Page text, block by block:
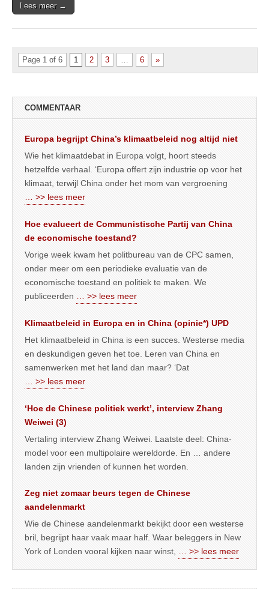
Lees meer →
Page 1 of 6 1 2 3 6 »
COMMENTAAR
Europa begrijpt China’s klimaatbeleid nog altijd niet
Wie het klimaatdebat in Europa volgt, hoort steeds
hetzelfde verhaal. ‘Europa offert zijn industrie op voor het
klimaat, terwijl China onder het mom van vergroening
… >> lees meer
Hoe evalueert de Communistische Partij van China
de economische toestand?
Vorige week kwam het politbureau van de CPC samen,
onder meer om een periodieke evaluatie van de
economische toestand en politiek te maken. We
publiceerden
… >> lees meer
Klimaatbeleid in Europa en in China (opinie*) UPD
Het klimaatbeleid in China is een succes. Westerse media
en deskundigen geven het toe. Leren van China en
samenwerken met het land dan maar? ‘Dat
… >> lees meer
‘Hoe de Chinese politiek werkt’, interview Zhang
Weiwei (3)
Vertaling interview Zhang Weiwei. Laatste deel: China-
model voor een multipolaire wereldorde. En … andere
landen zijn vrienden of kunnen het worden.
Zeg niet zomaar beurs tegen de Chinese
aandelenmarkt
Wie de Chinese aandelenmarkt bekijkt door een westerse
bril, begrijpt haar vaak maar half. Waar beleggers in New
York of Londen vooral kijken naar winst,
… >> lees meer